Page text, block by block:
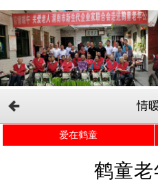
情
爱在鹤童
鹤童老